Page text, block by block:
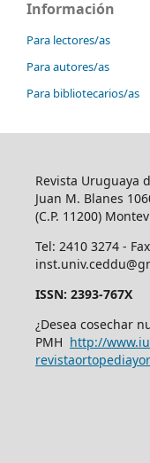
Información
Para lectores/as
Para autores/as
Para bibliotecarios/as
Revista Uruguaya
Juan M. Blanes
(C.P. 11200)
Tel: 2410 3274 -
ISSN: 2393-767X
¿Desea cosechar
PMH http://